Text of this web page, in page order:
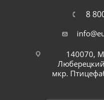
8
140070,
мкр.